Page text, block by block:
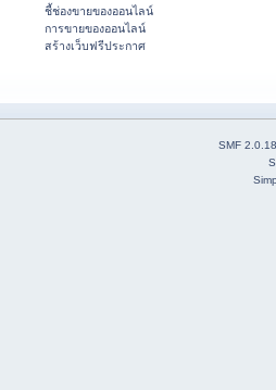
ชี้ช่องขายของออนไลน์
การขายของออนไลน์
สร้างเว็บฟรีประกาศ
SMF 2.0.18